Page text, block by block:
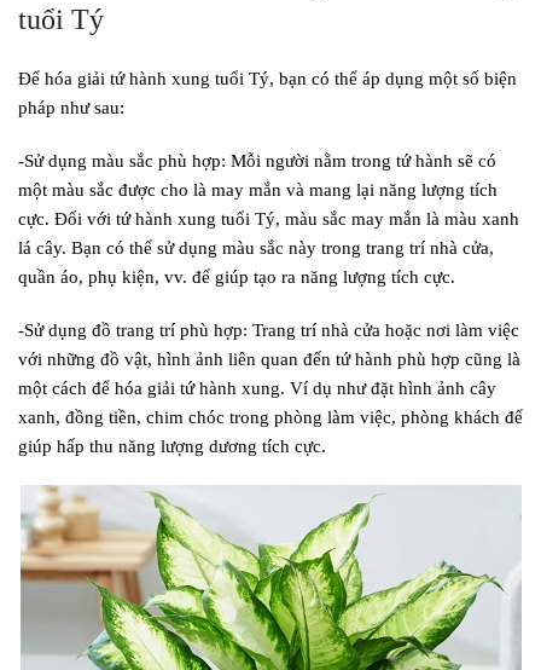
tuổi Tý
Để hóa giải tứ hành xung tuổi Tý, bạn có thể áp dụng một số biện
pháp như sau:
-Sử dụng màu sắc phù hợp: Mỗi người nằm trong tứ hành sẽ có
một màu sắc được cho là may mắn và mang lại năng lượng tích
cực. Đối với tứ hành xung tuổi Tý, màu sắc may mắn là màu xanh
lá cây. Bạn có thể sử dụng màu sắc này trong trang trí nhà cửa,
quần áo, phụ kiện, vv. để giúp tạo ra năng lượng tích cực.
-Sử dụng đồ trang trí phù hợp: Trang trí nhà cửa hoặc nơi làm việc
với những đồ vật, hình ảnh liên quan đến tứ hành phù hợp cũng là
một cách để hóa giải tứ hành xung. Ví dụ như đặt hình ảnh cây
xanh, đồng tiền, chim chóc trong phòng làm việc, phòng khách để
giúp hấp thu năng lượng dương tích cực.